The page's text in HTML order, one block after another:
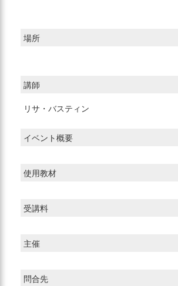
場所
講師
リサ・バスティン
イベント概要
使用教材
受講料
主催
問合先